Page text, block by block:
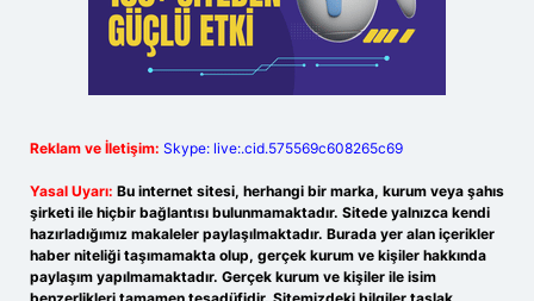
Reklam ve İletişim: Skype: live:.cid.575569c608265c69
Yasal Uyarı: Bu internet sitesi, herhangi bir marka, kurum veya şahıs
şirketi ile hiçbir bağlantısı bulunmamaktadır. Sitede yalnızca kendi
hazırladığımız makaleler paylaşılmaktadır. Burada yer alan içerikler
haber niteliği taşımamakta olup, gerçek kurum ve kişiler hakkında
paylaşım yapılmamaktadır. Gerçek kurum ve kişiler ile isim